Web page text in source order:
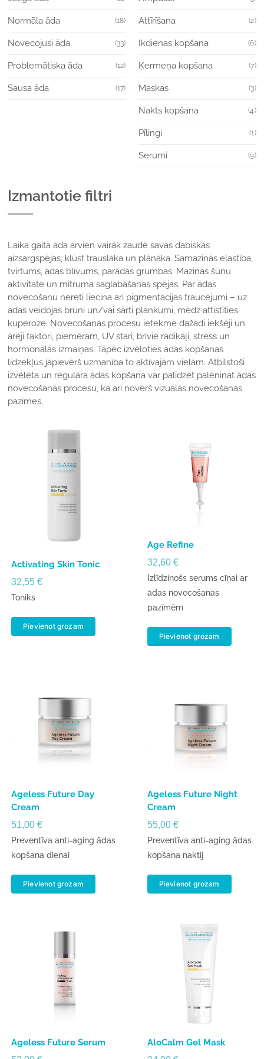
Normāla āda (18)
Novecojusi āda (33)
Problemātiska āda (12)
Sausa āda (17)
Attīrīšana (2)
Ikdienas kopšana (6)
Ķermeņa kopšana (7)
Maskas (3)
Nakts kopšana (4)
Pīlingi (1)
Serumi (9)
Izmantotie filtri
Laika gaitā āda arvien vairāk zaudē savas dabiskās
aizsargspējas, kļūst trauslāka un plānāka. Samazinās elastība,
tvirtums, ādas blīvums, parādās grumbas. Mazinās šūnu
aktivitāte un mitruma saglabāšanas spējas. Par ādas
novecošanu nereti liecina arī pigmentācijas traucējumi – uz
ādas veidojas brūni un/vai sārti plankumi, mēdz attīstīties
kuperoze. Novecošanas procesu ietekmē dažādi iekšēji un
ārēji faktori, piemēram, UV stari, brīvie radikāļi, stress un
hormonālās izmaiņas. Tāpēc izvēloties ādas kopšanas
līdzekļus jāpievērš uzmanība to aktīvajām vielām. Atbilstoši
izvēlēta un regulāra ādas kopšana var palīdzēt palēnināt ādas
novecošanās procesu, kā arī novērš vizuālās novecošanas
pazīmes.
Activating Skin Tonic
32,55€
Toniks
Pievienot grozam
Age Refine
32,60 €
Izlīdzinošs serums cīņai ar
ādas novecošanas
pazīmēm
Pievienot grozam
Ageless Future Day
Cream
51,00€
Preventīva anti-aging ādas
kopšana dienai
Pievienot grozam
Ageless Future Night
Cream
55,00 €
Preventīva anti-aging ādas
kopšana naktij
Pievienot grozam
Ageless Future Serum AloCalm Gel Mask